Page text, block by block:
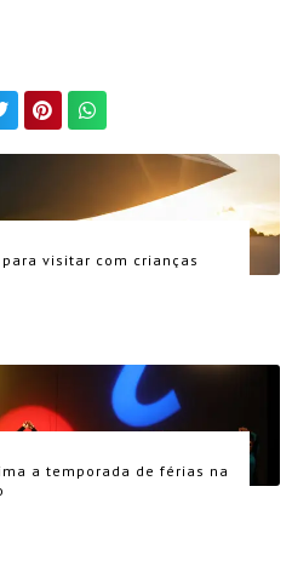
visitar com crianças
a temporada de férias na